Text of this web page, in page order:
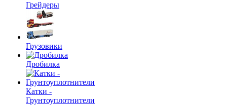
Грейдеры
Грузовики
Дробилка
Катки -
Грунтоуплотнители